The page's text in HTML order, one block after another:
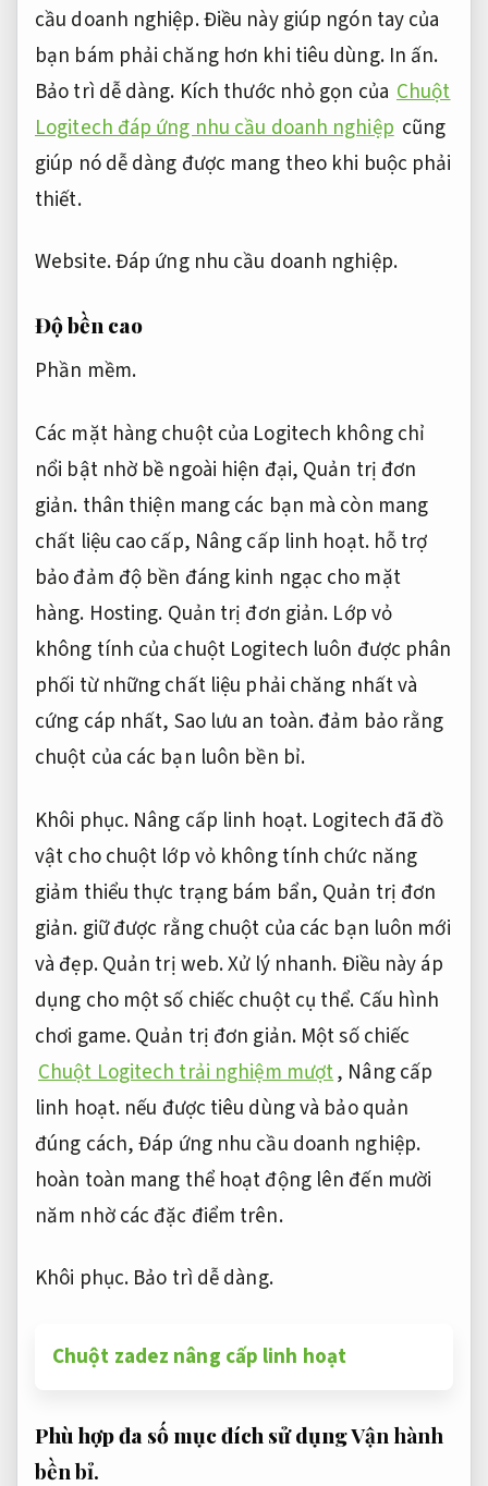
cầu doanh nghiệp.Điều này giúp ngón tay của
bạn bám phải chăng hơn khi tiêu dùng. In ấn.
Bảo trì dễ dàng. Kích thước nhỏ gọn của Chuột
Logitech đáp ứng nhu cầu doanh nghiệp cũng
giúp nó dễ dàng được mang theo khi buộc phải
thiết.
Website.Đáp ứng nhu cầu doanh nghiệp.
Độ bền cao
Phần mềm.
Các mặt hàng chuột của Logitech không chỉ
nổi bật nhờ bề ngoài hiện đại, Quản trị đơn
giản. thân thiện mang các bạn mà còn mang
chất liệu cao cấp, Nâng cấp linh hoạt.hỗ trợ
bảo đảm độ bền đáng kinh ngạc cho mặt
hàng. Hosting. Quản trị đơn giản. Lớp vỏ
không tính của chuột Logitech luôn được phân
phối từ những chất liệu phải chăng nhất và
cứng cáp nhất, Sao lưu an toàn.đảm bảo rằng
chuột của các bạn luôn bền bỉ.
Khôi phục. Nâng cấp linh hoạt. Logitech đã đồ
vật cho chuột lớp vỏ không tính chức năng
giảm thiểu thực trạng bám bẩn, Quản trị đơn
giản. giữ được rằng chuột của các bạn luôn mới
và đẹp.Quản trị web.Xử lý nhanh.Điều này áp
dụng cho một số chiếc chuột cụ thể. Cấu hình
chơi game.Quản trị đơn giản.Một số chiếc
Chuột Logitech trải nghiệm mượt, Nâng cấp
linh hoạt. nếu được tiêu dùng và bảo quản
đúng cách,Đáp ứng nhu cầu doanh nghiệp.
hoàn toàn mang thể hoạt động lên đến mười
năm nhờ các đặc điểm trên.
Khôi phục. Bảo trì dễ dàng.
Chuột zadez nâng cấp linh hoạt
Phù hợp đa số mục đích sử dụngVận hành
bền bỉ.